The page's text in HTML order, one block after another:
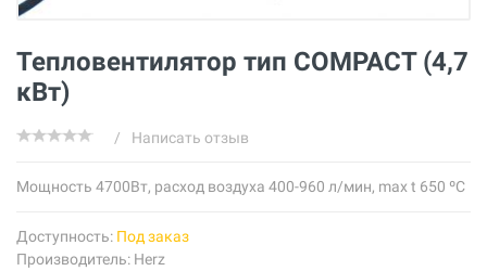
Тепловентилятор тип COMPACT (4,7
кВт)
/ Написать отзыв
Мощность 4700Вт, расход воздуха 400-960 л/мин, max t 650 ºС
Доступность: Под заказ
Производитель: Herz